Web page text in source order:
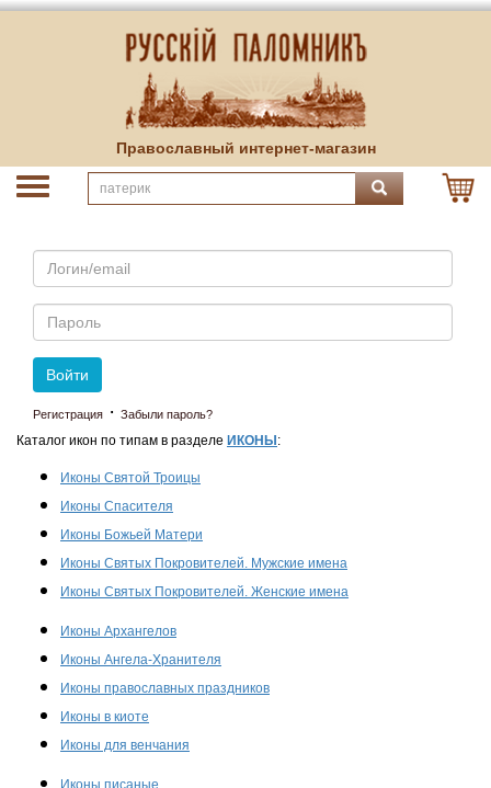
Православный интернет-магазин
Email
Пароль
Войти
Регистрация · Забыли пароль?
Каталог икон по типам в разделе ИКОНЫ :
Иконы Святой Троицы
Иконы Спасителя
Иконы Божьей Матери
Иконы Святых Покровителей. Мужские имена
Иконы Святых Покровителей. Женские имена
Иконы Архангелов
Иконы Ангела-Хранителя
Иконы православных праздников
Иконы в киоте
Иконы для венчания
Иконы писаные